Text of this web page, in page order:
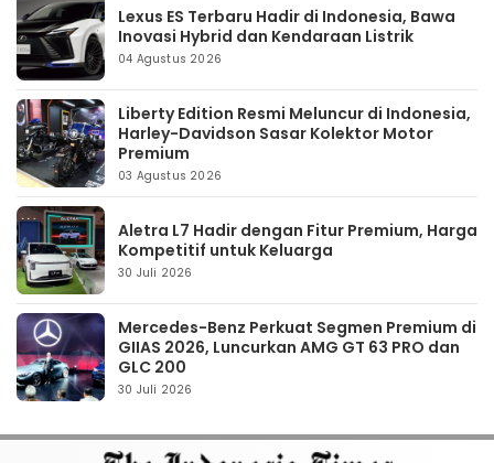
Lexus ES Terbaru Hadir di Indonesia, Bawa
Inovasi Hybrid dan Kendaraan Listrik
04 Agustus 2026
Liberty Edition Resmi Meluncur di Indonesia,
Harley-Davidson Sasar Kolektor Motor
Premium
03 Agustus 2026
Aletra L7 Hadir dengan Fitur Premium, Harga
Kompetitif untuk Keluarga
30 Juli 2026
Mercedes-Benz Perkuat Segmen Premium di
GIIAS 2026, Luncurkan AMG GT 63 PRO dan
GLC 200
30 Juli 2026